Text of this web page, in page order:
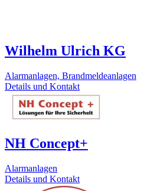
Wilhelm Ulrich KG
Alarmanlagen, Brandmeldeanlagen
Details und Kontakt
NH Concept+
Alarmanlagen
Details und Kontakt